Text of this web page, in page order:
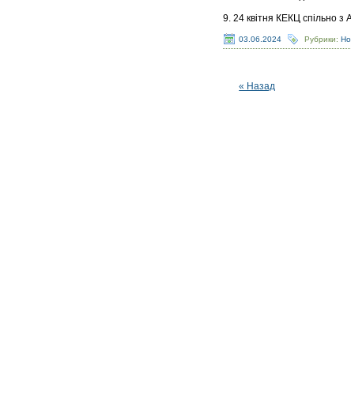
9. 24 квітня КЕКЦ спільно з
03.06.2024 Рубрики:
« Назад